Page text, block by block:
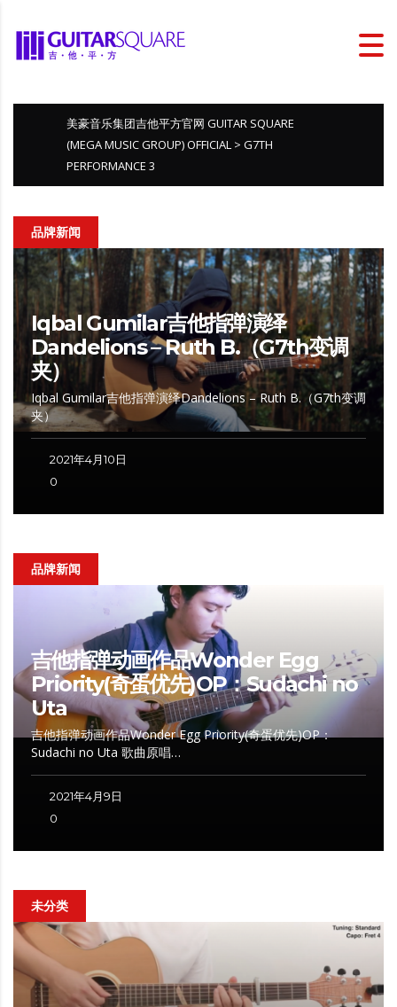
美豪音乐集团吉他平方官网 GUITAR SQUARE
(MEGA MUSIC GROUP) OFFICIAL > G7TH
PERFORMANCE 3
品牌新闻
Iqbal Gumilar吉他指弹演绎
Dandelions – Ruth B.（G7th变调
夹）
Iqbal Gumilar吉他指弹演绎Dandelions – Ruth B.（G7th变调
夹）
2021年4月10日
0
品牌新闻
吉他指弹动画作品Wonder Egg
Priority(奇蛋优先)OP：Sudachi no
Uta
吉他指弹动画作品Wonder Egg Priority(奇蛋优先)OP：
Sudachi no Uta 歌曲原唱…
2021年4月9日
0
未分类